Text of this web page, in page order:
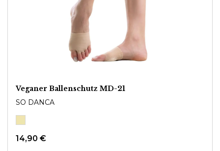
Veganer Ballenschutz MD-21
SO DANCA
14,90 €